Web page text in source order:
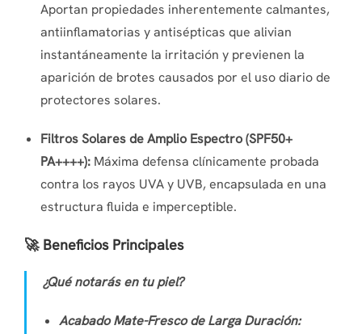
Aportan propiedades inherentemente calmantes,
antiinflamatorias y antisépticas que alivian
instantáneamente la irritación y previenen la
aparición de brotes causados por el uso diario de
protectores solares.
Filtros Solares de Amplio Espectro (SPF50+
PA++++): Máxima defensa clínicamente probada
contra los rayos UVA y UVB, encapsulada en una
estructura fluida e imperceptible.
🚀 Beneficios Principales
¿Qué notarás en tu piel?
Acabado Mate-Fresco de Larga Duración: